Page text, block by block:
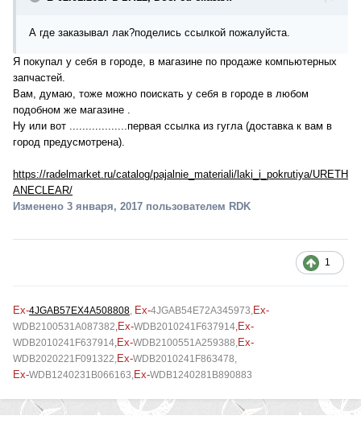
А где заказывал лак?поделись ссылкой пожалуйста.
Я покупал у себя в городе, в магазине по продаже компьютерных
запчастей.
Вам, думаю, тоже можно поискать у себя в городе в любом
подобном же магазине .
Ну или вот ..................первая ссылка из гугла (доставка к вам в
город предусмотрена).
https://radelmarket.ru/catalog/pajalnie_materiali/laki_i_pokrutiya/URETH
ANECLEAR/
Изменено 3 января, 2017 пользователем RDK
1
Ex-4JGAB57EX4A508808, Ex-4JGAB54E72A345973,Ex-
WDB2100531A087382,Ex-WDB2010241F637914,Ex-
WDB2010241F637914,Ex-WDB2100551A259388,Ex-
WDB2020221F091322,Ex-WDB2010241F863478,
Ex-WDB1240231B066163,Ex-WDB1240281B890883